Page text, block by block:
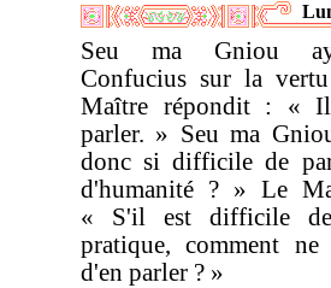
Seu ma Gniou
Confucius sur la
Maître répondit : «
parler. » Seu ma
donc si difficile de
d'humanité ? » Le
« S'il est difficile
pratique, comment
d'en parler ? »